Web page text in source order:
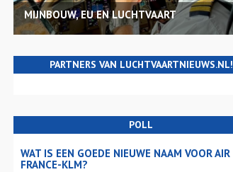
MIJNBOUW, EU EN LUCHTVAART
PARTNERS VAN LUCHTVAARTNIEUWS.NL!
POLL
WAT IS EEN GOEDE NIEUWE NAAM VOOR AIR
FRANCE-KLM?